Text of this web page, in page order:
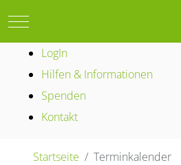
Mobile Menu Toggle
LogIn
Hilfen & Informationen
Spenden
Kontakt
Startseite Terminkalender